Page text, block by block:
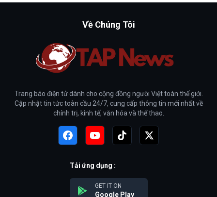
Về Chúng Tôi
Trang báo điện tử dành cho cộng đồng người Việt toàn thế giới.
Cập nhật tin tức toàn cầu 24/7, cung cấp thông tin mới nhất về
chính trị, kinh tế, văn hóa và thể thao.
Tải ứng dụng :
GET IT ON
Google Play